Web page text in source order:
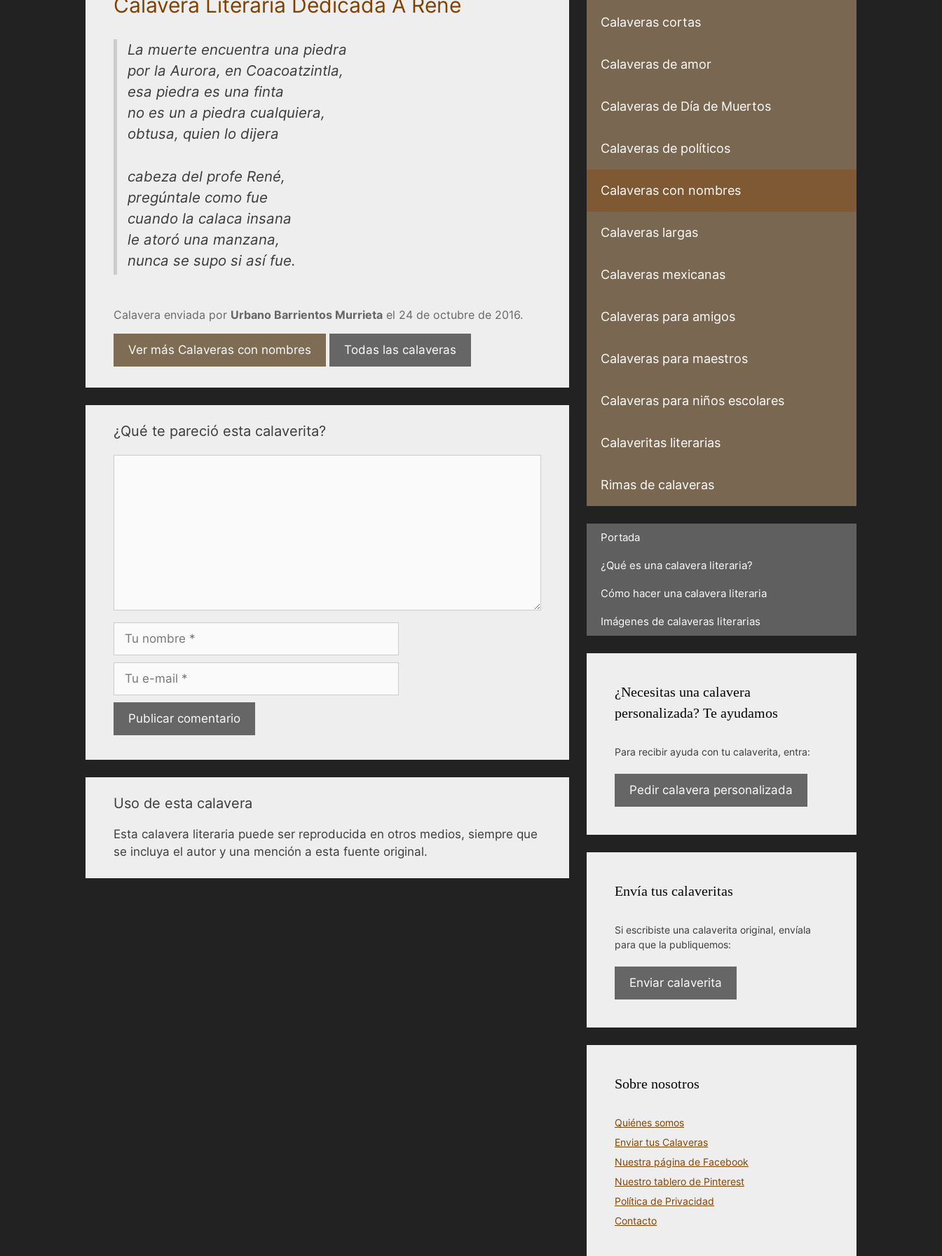
La muerte encuentra una piedra
por la Aurora, en Coacoatzintla,
esa piedra es una finta
no es un a piedra cualquiera,
obtusa, quien lo dijera
cabeza del profe René,
pregúntale como fue
cuando la calaca insana
le atoró una manzana,
nunca se supo si así fue.
Calavera enviada por Urbano Barrientos Murrieta el 24 de octubre de 2016.
Ver más Calaveras con nombres Todas las calaveras
¿Qué te pareció esta calaverita?
Nombre
Correo
Uso de esta calavera
Esta calavera literaria puede ser reproducida en otros medios, siempre que
se incluya el autor y una mención a esta fuente original.
Calaveras cortas
Calaveras de amor
Calaveras de Día de Muertos
Calaveras de políticos
Calaveras con nombres
Calaveras largas
Calaveras mexicanas
Calaveras para amigos
Calaveras para maestros
Calaveras para niños escolares
Calaveritas literarias
Rimas de calaveras
Portada
¿Qué es una calavera literaria?
Cómo hacer una calavera literaria
Imágenes de calaveras literarias
¿Necesitas una calavera
personalizada? Te ayudamos
Para recibir ayuda con tu calaverita, entra:
Pedir calavera personalizada
Envía tus calaveritas
Si escribiste una calaverita original, envíala
para que la publiquemos:
Enviar calaverita
Sobre nosotros
Quiénes somos
Enviar tus Calaveras
Nuestra página de Facebook
Nuestro tablero de Pinterest
Política de Privacidad
Contacto